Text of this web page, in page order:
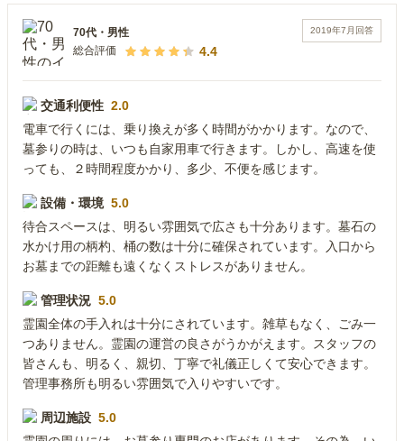
2019年7月 回答
70代 ・ 男性
総合評価
4.4
交通利便性 2.0
電車で行くには、乗り換えが多く時間がかかります。なので、
墓参りの時は、いつも自家用車で行きます。しかし、高速を使
っても、２時間程度かかり、多少、不便を感じます。
設備・環境 5.0
待合スペースは、明るい雰囲気で広さも十分あります。墓石の
水かけ用の柄杓、桶の数は十分に確保されています。入口から
お墓までの距離も遠くなくストレスがありません。
管理状況 5.0
霊園全体の手入れは十分にされています。雑草もなく、ごみ一
つありません。霊園の運営の良さがうかがえます。スタッフの
皆さんも、明るく、親切、丁寧で礼儀正しくて安心できます。
管理事務所も明るい雰囲気で入りやすいです。
周辺施設 5.0